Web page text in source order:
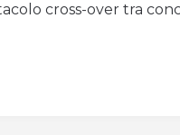
cross-over tra